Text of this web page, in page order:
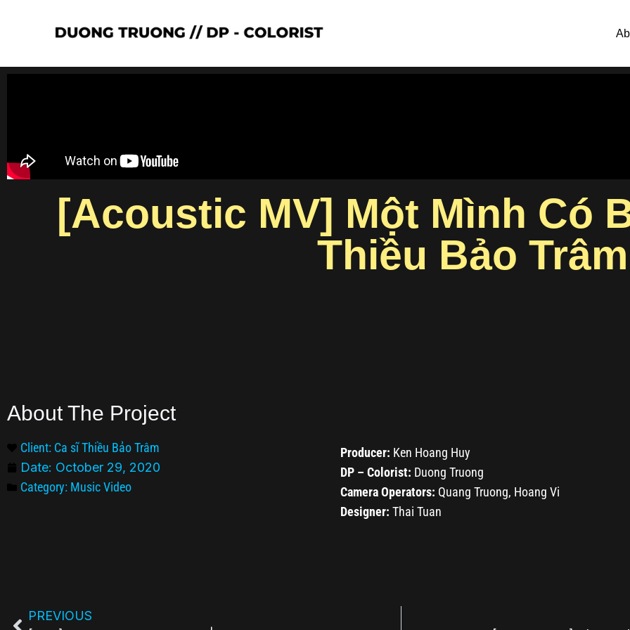
[Acoustic MV] Một Mình Có
Thiều Bảo Trâm
About The Project
Client: Ca sĩ Thiều Bảo Trâm
Date: October 29, 2020
Category: Music Video
Producer: Ken Hoang Huy
DP – Colorist: Duong Truong
Camera Operators: Quang Truong, Hoang Vi
Designer: Thai Tuan
PREVIOUS